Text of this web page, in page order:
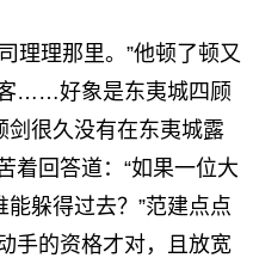
理理那里。”他顿了顿又
……好象是东夷城四顾
剑很久没有在东夷城露
着回答道：“如果一位大
躲得过去？”范建点点
手的资格才对，且放宽